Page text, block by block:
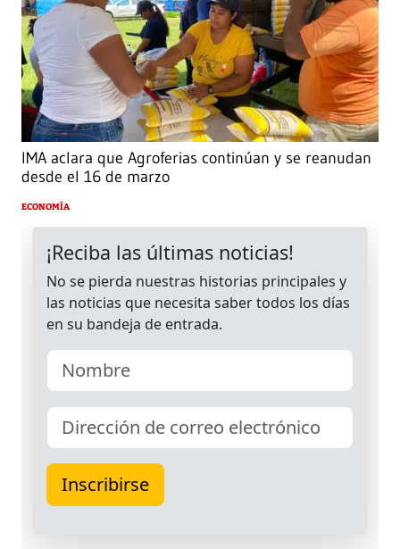
IMA aclara que Agroferias continúan y se reanudan
desde el 16 de marzo
ECONOMÍA